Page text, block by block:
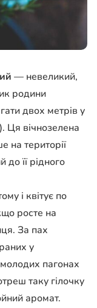
— невеликий,
родини
двох метрів у
Ця вічнозелена
на території
до її рідного
і квітує по
росте на
За пах
у
пагонах
таку гілочку
аромат.